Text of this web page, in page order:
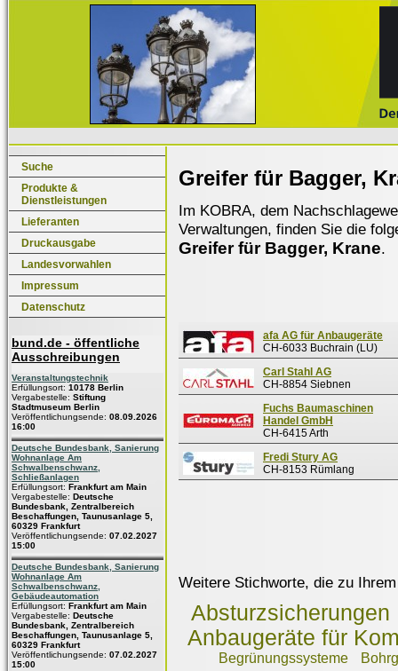
Suche
Produkte &
Dienstleistungen
Lieferanten
Druckausgabe
Landesvorwahlen
Impressum
Datenschutz
bund.de - öffentliche
Ausschreibungen
Veranstaltungstechnik
Erfüllungsort: 10178 Berlin
Vergabestelle: Stiftung
Stadtmuseum Berlin
Veröffentlichungsende: 08.09.2026
16:00
Deutsche Bundesbank, Sanierung
Wohnanlage Am
Schwalbenschwanz,
Schließanlagen
Erfüllungsort: Frankfurt am Main
Vergabestelle: Deutsche
Bundesbank, Zentralbereich
Beschaffungen, Taunusanlage 5,
60329 Frankfurt
Veröffentlichungsende: 07.02.2027
15:00
Deutsche Bundesbank, Sanierung
Wohnanlage Am
Schwalbenschwanz,
Gebäudeautomation
Erfüllungsort: Frankfurt am Main
Vergabestelle: Deutsche
Bundesbank, Zentralbereich
Beschaffungen, Taunusanlage 5,
60329 Frankfurt
Veröffentlichungsende: 07.02.2027
15:00
Greifer für Bagger,
Im KOBRA, dem
Verwaltungen, finden Sie die
Greifer für Bagger, Krane.
afa AG für Anbaugeräte
CH-6033 Buchrain (LU)
Carl Stahl AG
CH-8854 Siebnen
Fuchs Baumaschinen
Handel GmbH
CH-6415 Arth
Fredi Stury AG
CH-8153 Rümlang
Weitere Stichworte, die zu
Absturzsicherungen
Anbaugeräte für
Begrünungssysteme